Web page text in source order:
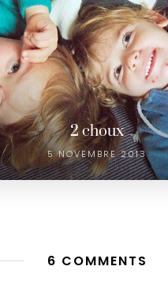
2 choux
5 NOVEMBRE 2013
6 COMMENTS